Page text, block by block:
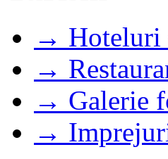
→ Hoteluri
→
→ Galerie
→